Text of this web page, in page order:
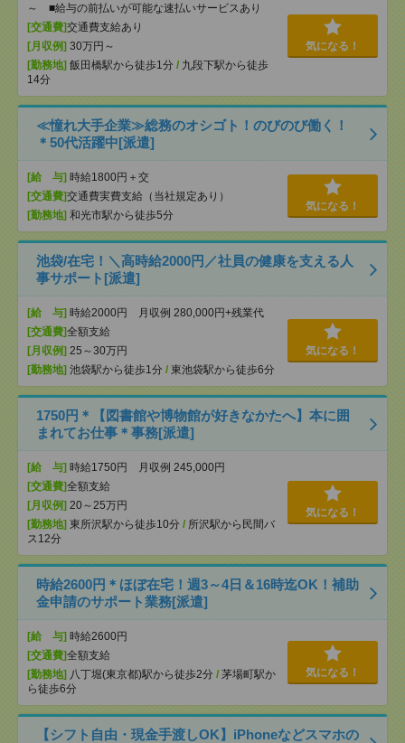
～ ■給与の前払いが可能な速払いサービスあり
[交通費]交通費支給あり
[月収例] 30万円～
[勤務地] 飯田橋駅から徒歩1分 / 九段下駅から徒歩
14分
気になる！
≪憧れ大手企業≫総務のオシゴト！のびのび働く！
＊50代活躍中[派遣]
[給 与] 時給1800円＋交
[交通費]交通費実費支給（当社規定あり）
[勤務地] 和光市駅から徒歩5分
気になる！
池袋/在宅！＼高時給2000円／社員の健康を支える人
事サポート[派遣]
[給 与] 時給2000円 月収例 280,000円+残業代
[交通費]全額支給
[月収例] 25～30万円
[勤務地] 池袋駅から徒歩1分 / 東池袋駅から徒歩6分
気になる！
1750円＊【図書館や博物館が好きなかたへ】本に囲
まれてお仕事＊事務[派遣]
[給 与] 時給1750円 月収例 245,000円
[交通費]全額支給
[月収例] 20～25万円
[勤務地] 東所沢駅から徒歩10分 / 所沢駅から民間バ
ス12分
気になる！
時給2600円＊ほぼ在宅！週3～4日＆16時迄OK！補助
金申請のサポート業務[派遣]
[給 与] 時給2600円
[交通費]全額支給
[勤務地] 八丁堀(東京都)駅から徒歩2分 / 茅場町駅か
ら徒歩6分
気になる！
【シフト自由・現金手渡しOK】iPhoneなどスマホの